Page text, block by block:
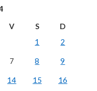
V S
D
1
2
7 8 9
14 15 16